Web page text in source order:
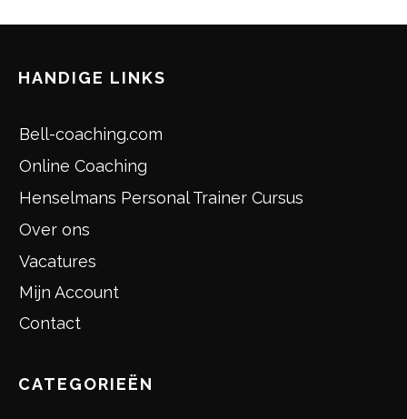
HANDIGE LINKS
Bell-coaching.com
Online Coaching
Henselmans Personal Trainer Cursus
Over ons
Vacatures
Mijn Account
Contact
CATEGORIEËN